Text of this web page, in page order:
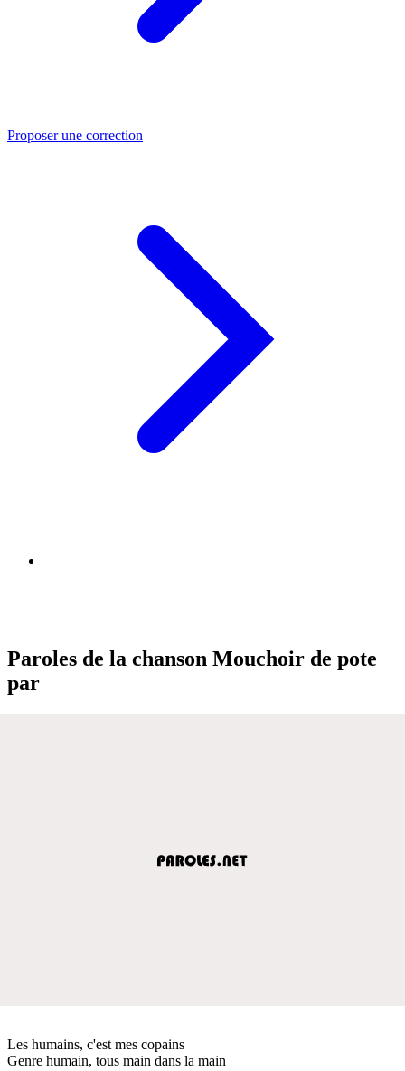
Proposer une correction
Paroles de la chanson Mouchoir de pote
par
Les humains, c'est mes copains
Genre humain, tous main dans la main